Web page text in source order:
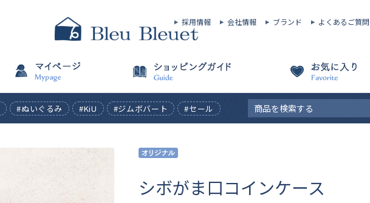
採用情報 会社情報 ブランド よくあるご質問
#ぬいぐるみ #KiU #ジムボバート #セール
シボがま口コインケース